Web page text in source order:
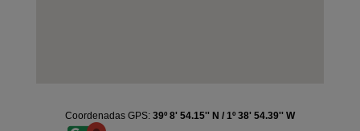
Coordenadas GPS: 39º 8' 54.15'' N / 1º 38' 54.39'' W